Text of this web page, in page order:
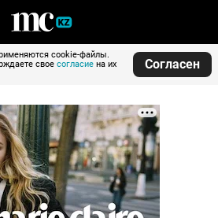
cookie-файлы.
свое согласие на их
Согласен